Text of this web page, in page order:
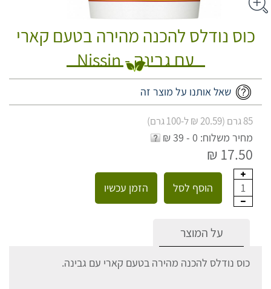
כוס נודלס להכנה מהירה בטעם קארי
עם גבינה - Nissin
שאל אותנו על מוצר זה
85 גרם (20.59 ₪ ל-100 גרם)
מחיר משלוח: 0 - 39 ₪
17.50 ₪
1 הוסף לסל הזמן עכשיו
על המוצר
כוס נודלס להכנה מהירה בטעם קארי עם גבינה.